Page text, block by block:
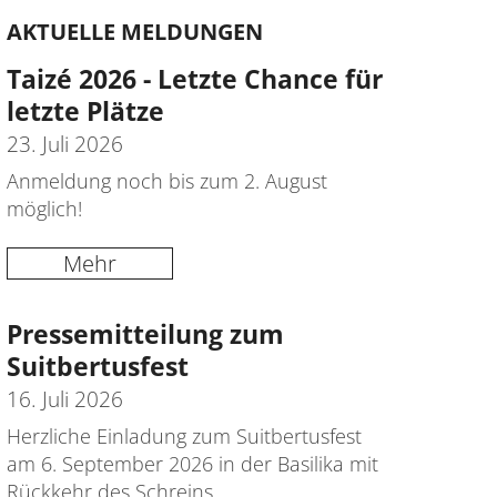
AKTUELLE MELDUNGEN
Taizé 2026 - Letzte Chance für
letzte Plätze
23. Juli 2026
Anmeldung noch bis zum 2. August
möglich!
Mehr
Pressemitteilung zum
Suitbertusfest
16. Juli 2026
Herzliche Einladung zum Suitbertusfest
am 6. September 2026 in der Basilika mit